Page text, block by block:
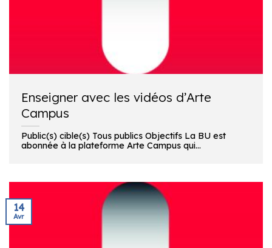
Enseigner avec les vidéos d’Arte
Campus
Public(s) cible(s) Tous publics Objectifs La BU est
abonnée à la plateforme Arte Campus qui...
14
Avr